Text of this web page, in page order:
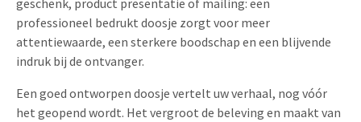
professioneel bedrukt doosje zorgt voor meer
attentiewaarde, een sterkere boodschap en een blijvende
indruk bij de ontvanger.
Een goed ontworpen doosje vertelt uw verhaal, nog vóór
het geopend wordt. Het vergroot de beleving en maakt van
Andere opvallende mailings
Alle producten
Horeca Marketing
Food Marketing